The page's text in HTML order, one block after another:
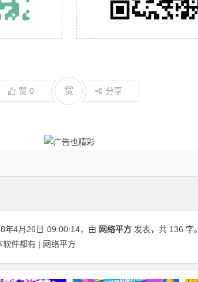
赞 0 赏 分享
年4月26日 09:00:14，由 网络平方 发表，共 136 字。
软件都有 | 网络平方